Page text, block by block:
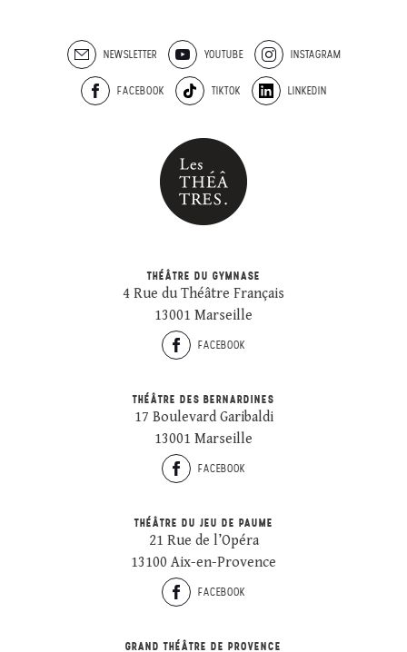
NEWSLETTER YOUTUBE INSTAGRAM
FACEBOOK TIKTOK LINKEDIN
THÉÂTRE DU GYMNASE
4 Rue du Théâtre Français
13001 Marseille
FACEBOOK
THÉÂTRE DES BERNARDINES
17 Boulevard Garibaldi
13001 Marseille
FACEBOOK
THÉÂTRE DU JEU DE PAUME
21 Rue de l’Opéra
13100 Aix-en-Provence
FACEBOOK
GRAND THÉÂTRE DE PROVENCE